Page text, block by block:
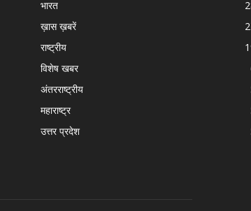
भारत
ख़ास ख़बरें
राष्ट्रीय
विशेष खबर
अंतरराष्ट्रीय
महाराष्ट्र
उत्तर प्रदेश